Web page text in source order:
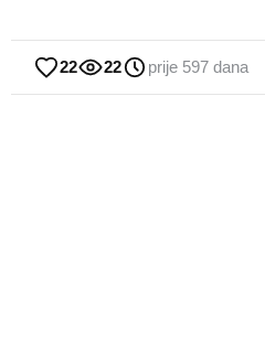
22 22 prije 597 dana